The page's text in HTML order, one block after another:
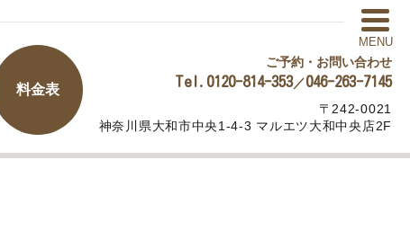
料金表
MENU
ご予約・お問い合わせ
Tel.0120-814-353／046-263-7145
〒242-0021
神奈川県大和市中央1-4-3 マルエツ大和中央店2F